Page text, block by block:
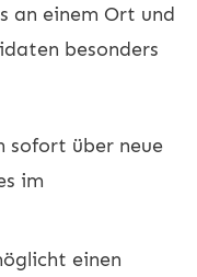
an einem Ort und
besonders
sofort über neue
im
einen